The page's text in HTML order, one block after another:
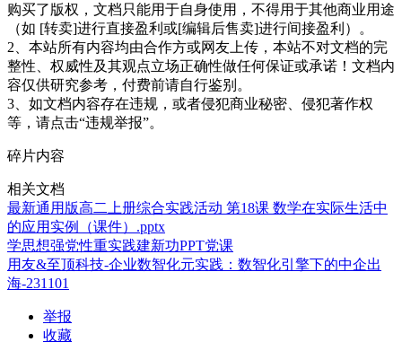
购买了版权，文档只能用于自身使用，不得用于其他商业用途
（如 [转卖]进行直接盈利或[编辑后售卖]进行间接盈利）。
2、本站所有内容均由合作方或网友上传，本站不对文档的完
整性、权威性及其观点立场正确性做任何保证或承诺！文档内
容仅供研究参考，付费前请自行鉴别。
3、如文档内容存在违规，或者侵犯商业秘密、侵犯著作权
等，请点击“违规举报”。
碎片内容
相关文档
最新通用版高二上册综合实践活动 第18课 数学在实际生活中
的应用实例（课件）.pptx
学思想强党性重实践建新功PPT党课
用友&至顶科技-企业数智化元实践：数智化引擎下的中企出
海-231101
举报
收藏